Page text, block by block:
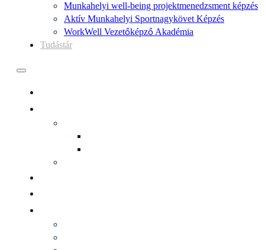
Munkahelyi well-being projektmenedzsment
Aktív Munkahelyi Sportnagykövet Képzés
WorkWell Vezetőképző Akadémia
Tudástár